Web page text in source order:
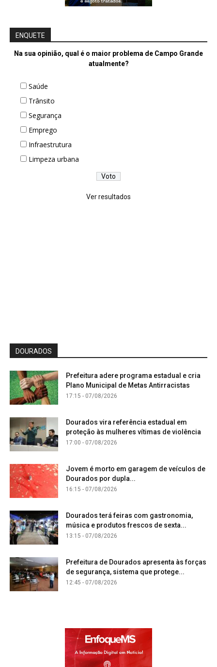
ENQUETE
Na sua opinião, qual é o maior problema de Campo Grande
atualmente?
Saúde
Trânsito
Segurança
Emprego
Infraestrutura
Limpeza urbana
Ver resultados
DOURADOS
Prefeitura adere programa estadual e cria
Plano Municipal de Metas Antirracistas
17:15 - 07/08/2026
Dourados vira referência estadual em
proteção às mulheres vítimas de violência
17:00 - 07/08/2026
Jovem é morto em garagem de veículos de
Dourados por dupla...
16:15 - 07/08/2026
Dourados terá feiras com gastronomia,
música e produtos frescos de sexta...
13:15 - 07/08/2026
Prefeitura de Dourados apresenta às forças
de segurança, sistema que protege...
12:45 - 07/08/2026